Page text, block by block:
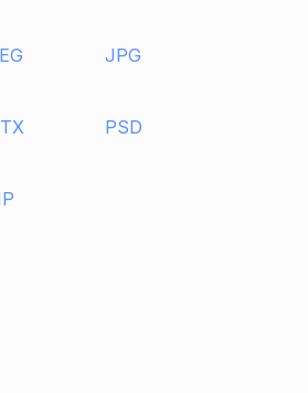
JPG
PSD